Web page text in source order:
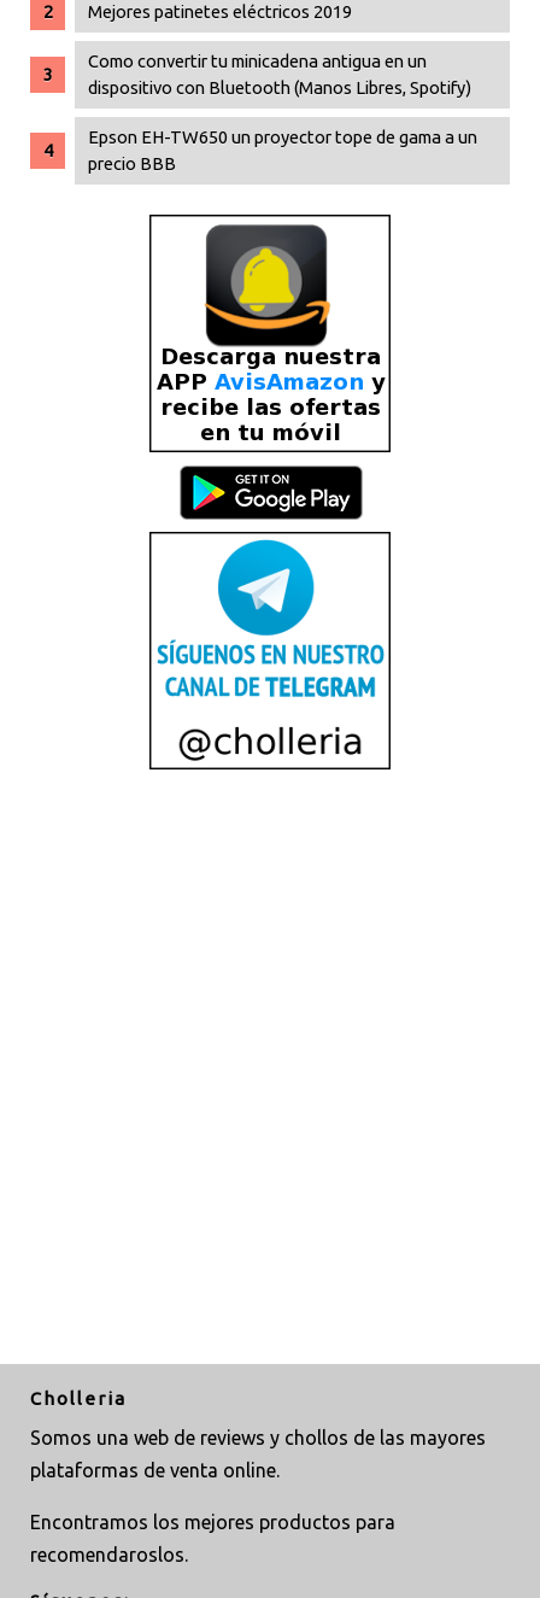
Mejores patinetes eléctricos 2019
Como convertir tu minicadena antigua en un
dispositivo con Bluetooth (Manos Libres, Spotify)
Epson EH-TW650 un proyector tope de gama a un
precio BBB
Cholleria
Somos una web de reviews y chollos de las mayores
plataformas de venta online.
Encontramos los mejores productos para
recomendaroslos.